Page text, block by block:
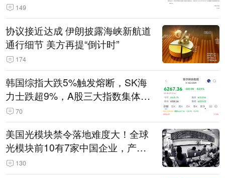
149
协议接近达成 伊朗披露海峡新航道
通行细节 美方再提“倒计时”
174
韩国综指大跌5%触发熔断，SK海
力士跌超9%，A股三大指数集体低
开 70
美国光模块禁令落地难度大！全球
光模块前10有7家中国企业，产业
界人士：想“脱钩”并不容易
130